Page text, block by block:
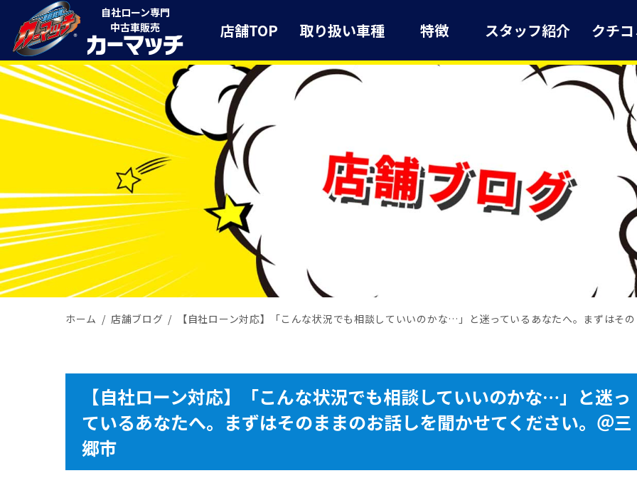
自社ローン専門
中古車販売
店舗TOP 取り扱い車種 特徴 スタッフ紹介 クチ
ホーム 店舗ブログ 【自社ローン対応】「こんな状況でも相談していいのかな…」と迷っているあなたへ。まずはそ
【自社ローン対応】「こんな状況でも相談していいのかな…」と迷っ
ているあなたへ。まずはそのままのお話しを聞かせてください。＠三
郷市​